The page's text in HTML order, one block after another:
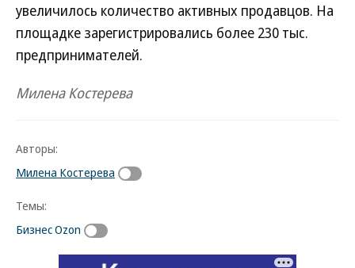
увеличилось количество активных продавцов. На
площадке зарегистрировались более 230 тыс.
предпринимателей.
Милена Костерева
Авторы:
Милена Костерева
Темы:
Бизнес Ozon